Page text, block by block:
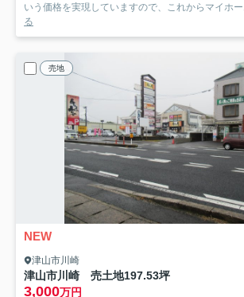
いう価格を実現していますので、これからマイホ
る
売地
NEW
津山市川崎
津山市川崎 売土地197.53坪
3,000万円